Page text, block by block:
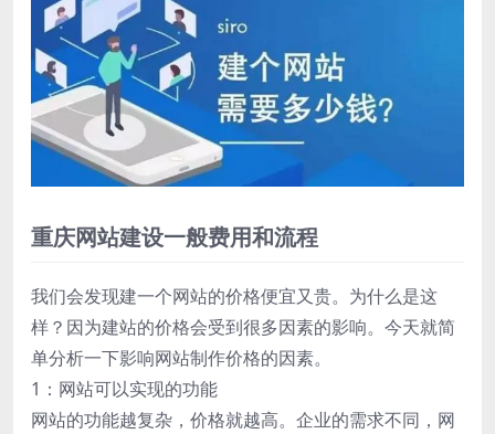
重庆网站建设一般费用和流程
我们会发现建一个网站的价格便宜又贵。为什么是这
样？因为建站的价格会受到很多因素的影响。今天就简
单分析一下影响网站制作价格的因素。
1：网站可以实现的功能
网站的功能越复杂，价格就越高。企业的需求不同，网